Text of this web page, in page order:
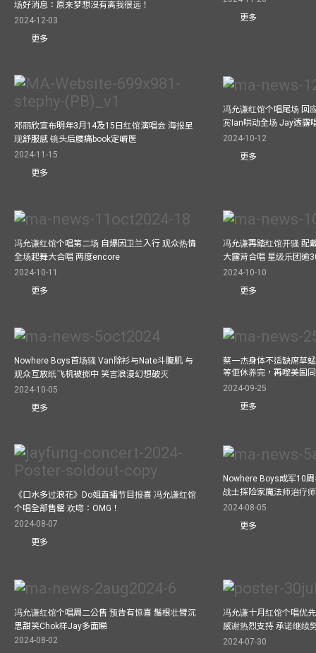
场好消息：原来梦想沒有离我很远！
2024-12-03
更多
更多
邓丽欣宣布明年3月14及15日红馆演唱会 海报呈
现舒服感 镜头后腰痛book定嵴医
2024-11-15
更多
冯允谦红馆个唱尾场 回
宾Ian哄动全场 Jay透露
2024-10-12
更多
冯允谦红馆个唱第二场 自爆因卫兰入行 观众热情
全场起舞大合唱 两度encore
2024-10-11
更多
冯允谦再踏红馆开骚 配
大露背合唱 星级乐团逾
2024-10-10
更多
Nowhere Boys首场骚 Van除衫与Nate斗腹肌 与
观众互放纸飞机被掷中 笑言浪漫幻想破灭
2024-10-05
更多
蔡一杰身体不适缺席草
等佢休养完，再嚟美国
2024-09-25
更多
《口水多过浪花》Do姐直播节目报喜 冯允谦红馆
个唱全部售罄 欢唿：OMG！
2024-08-07
更多
Nowhere Boys成军10
战士探险家魔法师治疗
2024-08-05
更多
冯允谦红馆个唱周二公售 预告有惊喜 鬚根壮臂沉
思甜笑Chok样Jay多面睇
2024-08-02
冯允谦十月红馆个唱优
感谢热烈支持 承诺继续
2024-07-30